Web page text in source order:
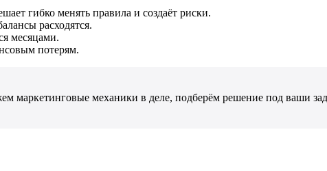
гибко менять правила и создаёт риски.
расходятся.
месяцами.
потерям.
маркетинговые механики в деле, подберём решение под ваши